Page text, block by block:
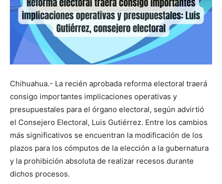
Chihuahua.- La recién aprobada reforma electoral traerá
consigo importantes implicaciones operativas y
presupuestales para el órgano electoral, según advirtió
el Consejero Electoral, Luis Gutiérrez. Entre los cambios
más significativos se encuentran la modificación de los
plazos para los cómputos de la elección a la gubernatura
y la prohibición absoluta de realizar recesos durante
dichos procesos.